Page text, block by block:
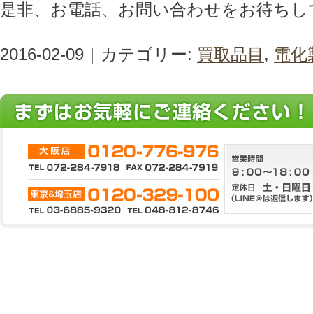
是非、お電話、お問い合わせをお待ち
2016-02-09｜カテゴリー: 買取品目 , 電化